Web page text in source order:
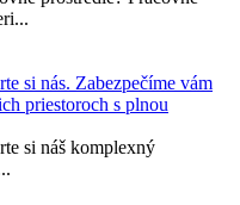
si nás. Zabezpečíme vám
priestoroch s plnou
si náš komplexný